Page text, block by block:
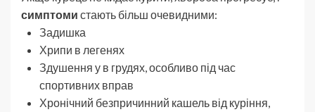
симптоми стають більш очевидними:
Задишка
Хрипи в легенях
Здушення у в грудях, особливо під час
спортивних вправ
Хронічний безпричинний кашель від куріння,